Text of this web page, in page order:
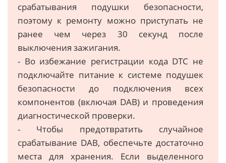
срабатывания подушки безопасности,
поэтому к ремонту можно приступать не
ранее чем через 30 секунд после
выключения зажигания.
- Во избежание регистрации кода DTC не
подключайте питание к системе подушек
безопасности до подключения всех
компонентов (включая DAB) и проведения
диагностической проверки.
- Чтобы предотвратить случайное
срабатывание DAB, обеспечьте достаточно
места для хранения. Если выделенного